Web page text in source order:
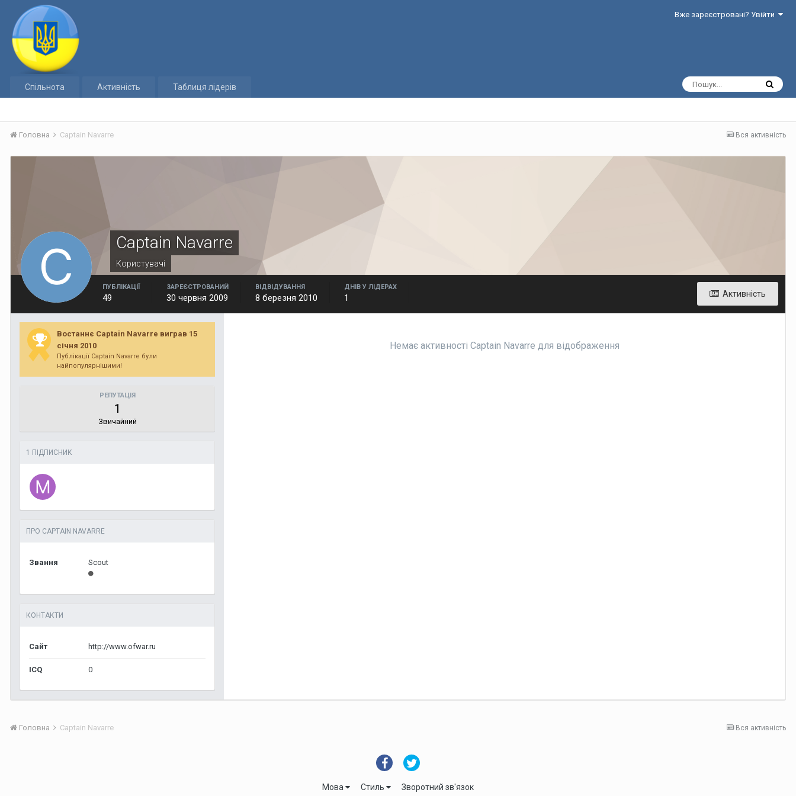
Вже зареєстровані? Увійти
Спільнота Активність Таблиця лідерів
Вся активність
Головна Captain Navarre
Captain Navarre
Користувачі
Активність
ПУБЛІКАЦІЇ
49
ЗАРЕЄСТРОВАНИЙ
30 червня 2009
ВІДВІДУВАННЯ
8 березня 2010
ДНІВ У ЛІДЕРАХ
1
Востаннє Captain Navarre виграв 15
січня 2010
Публікації Captain Navarre були
найпопулярнішими!
РЕПУТАЦІЯ
1
Звичайний
1 ПІДПИСНИК
ПРО CAPTAIN NAVARRE
Звання Scout
КОНТАКТИ
Сайт http://www.ofwar.ru
ICQ 0
Немає активності Captain Navarre для відображення
Вся активність
Головна Captain Navarre
Мова Стиль Зворотний зв'язок